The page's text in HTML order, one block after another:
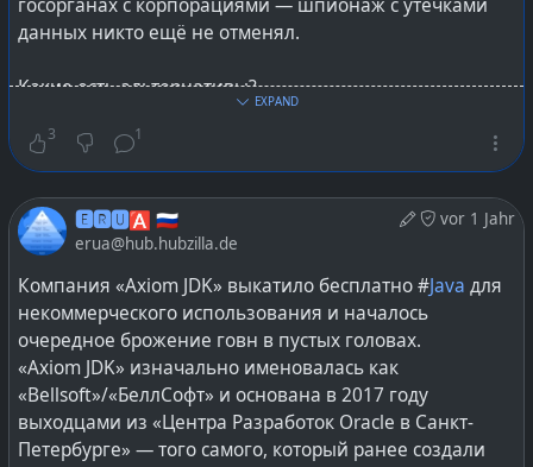
которым не нравились пользователи обрезающие
URL'ы после «?...» и теперь URL'ы стали иметь
усложнённую структуру.
статьи на официальном сайте
про эту функциональность.
@Russia
госорганах с корпорациями — шпионаж с утечками
данных никто ещё не отменял.
Какие есть альтернативы?
сертификат #
Яндекс.Документы и у ВК / VK WorkSpace)
#MyOffice/ #МойОфисот компании «Новые
Облачные Технологии», почти полностью
принадлежащей «Лаборатория Касперского»
#LibreOfficeнаиболее продвинутый по
функциональности и на фоне первых двух, и
остальных некоммерческих
всё ещё существует Apache #OpenOffice
#WPSOffice(китайское творчество, коммерческий)
некий # FreeOffice
#CalligraSuite
EXPAND
3 1
vor 1 Jahr
🅴🆁🆄🅰 🇷🇺
erua@hub.hubzilla.de
Компания «Axiom JDK» выкатило бесплатно #Java для
некоммерческого использования и началось
очередное брожение говн в пустых головах.
«Axiom JDK» изначально именовалась как
«Bellsoft»/«БеллСофт» и основана в 2017 году
выходцами из «Центра Разработок Oracle в Санкт-
Петербурге» — того самого, который ранее создали